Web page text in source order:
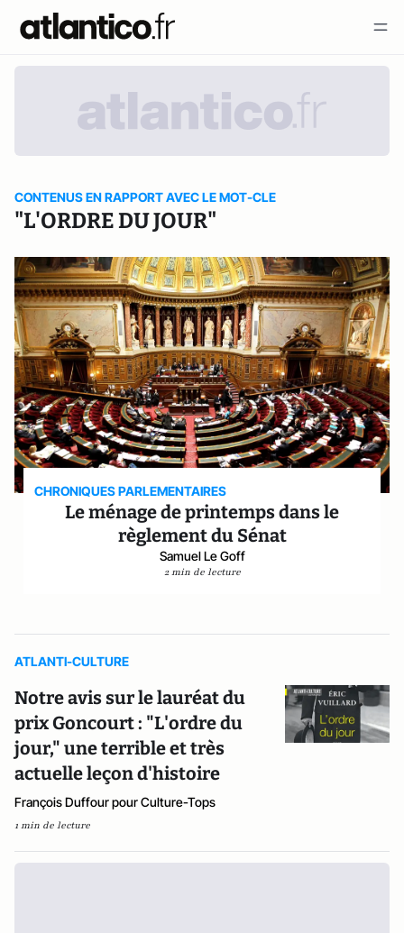
CONTENUS EN RAPPORT AVEC LE MOT-CLE
"L'ORDRE DU JOUR"
CHRONIQUES PARLEMENTAIRES
Le ménage de printemps dans le
règlement du Sénat
Samuel Le Goff
2 min de lecture
ATLANTI-CULTURE
Notre avis sur le lauréat du
prix Goncourt : "L'ordre du
jour," une terrible et très
actuelle leçon d'histoire
François Duffour pour Culture-Tops
1 min de lecture